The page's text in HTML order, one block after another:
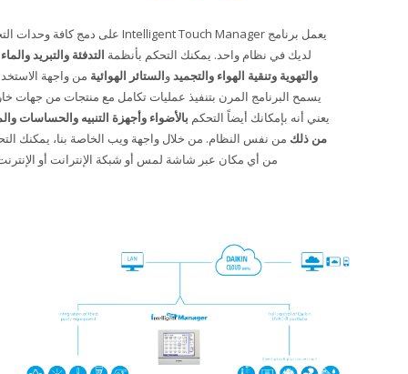
يعمل برنامج Intelligent Touch Manager على دمج كافة وحدات التحكم بالمناخ
لديك في نظام واحد. يمكنك التحكم بأنظمةالتدفئة والتبريد والماء الساخن
والتهوية وتنقية الهواء والتجميدوالستائر الهوائيةمن واجهة الاستخدام نفسها.
يسمح البرنامج المرن بتنفيذ عمليات تكامل مع منتجات من جهات خارجية، وهذا
يعني أنه بإمكانك أيضاً التحكمبالأضواء وأجهزة التنبيه والحساسات والمصاعدوأكثر
من نفس النظام. من خلال واجهة ويب الخاصة بنا، يمكنك التحكم بالمبنى
من أي مكان عبر شاشة لمس أو شبكة الإنترانت أو الإنترنت.